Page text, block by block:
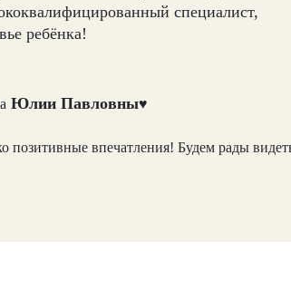
специалист,
ребёнка!
Юлии Павловны♥
позитивные впечатления! Будем рады